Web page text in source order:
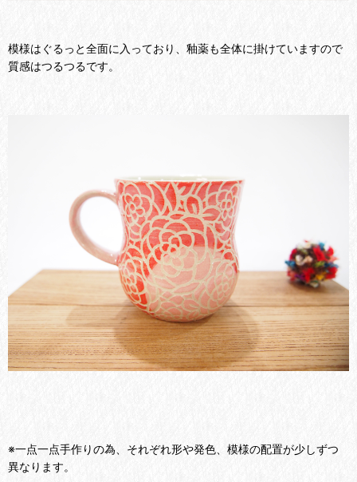
模様はぐるっと全面に入っており、釉薬も全体に掛けていますので
質感はつるつるです。
※一点一点手作りの為、それぞれ形や発色、模様の配置が少しずつ
異なります。